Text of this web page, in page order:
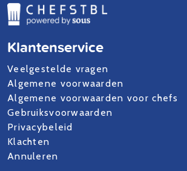
Klantenservice
Veelgestelde vragen
Algemene voorwaarden
Algemene voorwaarden voor chefs
Gebruiksvoorwaarden
Privacybeleid
Klachten
Annuleren